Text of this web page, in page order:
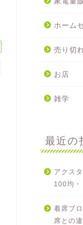
ホーム
売り切
お店
雑学
最近の
アクス
100均・
着席ブ
席との